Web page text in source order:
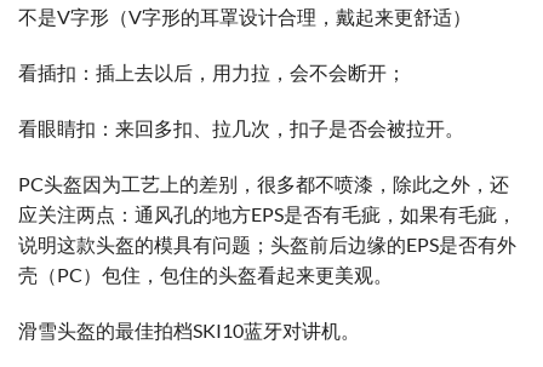
不是V字形（V字形的耳罩设计合理，戴起来更舒适）
看插扣：插上去以后，用力拉，会不会断开；
看眼睛扣：来回多扣、拉几次，扣子是否会被拉开。
PC头盔因为工艺上的差别，很多都不喷漆，除此之外，还
应关注两点：通风孔的地方EPS是否有毛疵，如果有毛疵，
说明这款头盔的模具有问题；头盔前后边缘的EPS是否有外
壳（PC）包住，包住的头盔看起来更美观。
滑雪头盔的最佳拍档SKI10蓝牙对讲机。